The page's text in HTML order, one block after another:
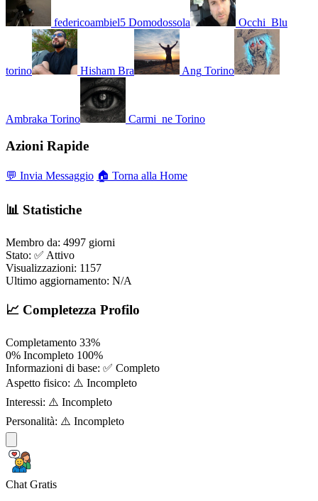
federicoambiel5 Domodossola Occhi_Blu
torino Hisham Bra Ang Torino
Ambraka Torino Carmi_ne Torino
Azioni Rapide
💬 Invia Messaggio 🏠 Torna alla Home
📊 Statistiche
Membro da: 4997 giorni
Stato: ✅ Attivo
Visualizzazioni: 1157
Ultimo aggiornamento: N/A
📈 Completezza Profilo
Completamento 33%
0% Incompleto 100%
Informazioni di base: ✅ Completo
Aspetto fisico: ⚠️ Incompleto
Interessi: ⚠️ Incompleto
Personalità: ⚠️ Incompleto
Chat Gratis